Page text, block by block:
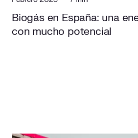
Biogás en España: una
con mucho potencial